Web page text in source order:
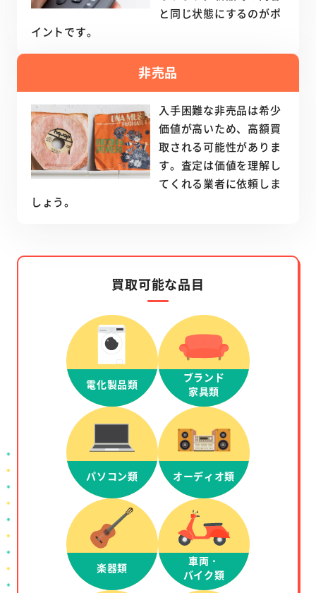
と同じ状態にするのがポ
イントです。
非売品
入手困難な非売品は希少
価値が高いため、高額買
取される可能性がありま
す。査定は価値を理解し
てくれる業者に依頼しま
しょう。
買取可能な品目
電化製品類
ブランド
家具類
パソコン類 オーディオ類
楽器類
車両・
バイク類